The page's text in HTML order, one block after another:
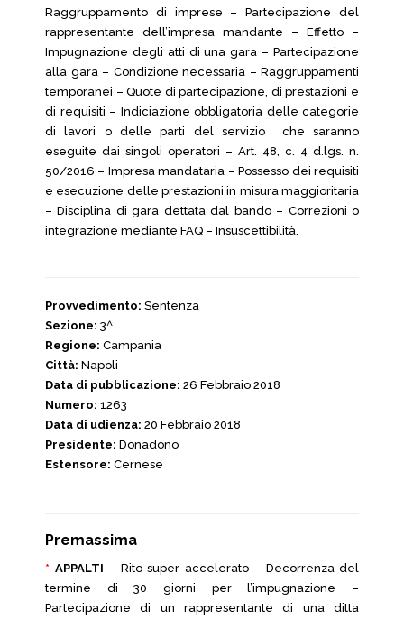
Raggruppamento di imprese – Partecipazione del
rappresentante dell’impresa mandante – Effetto –
Impugnazione degli atti di una gara – Partecipazione
alla gara – Condizione necessaria – Raggruppamenti
temporanei – Quote di partecipazione, di prestazioni e
di requisiti – Indiciazione obbligatoria delle categorie
di lavori o delle parti del servizio che saranno
eseguite dai singoli operatori – Art. 48, c. 4 d.lgs. n.
50/2016 – Impresa mandataria – Possesso dei requisiti
e esecuzione delle prestazioni in misura maggioritaria
– Disciplina di gara dettata dal bando – Correzioni o
integrazione mediante FAQ – Insuscettibilità.
Provvedimento: Sentenza
Sezione: 3^
Regione: Campania
Città: Napoli
Data di pubblicazione: 26 Febbraio 2018
Numero: 1263
Data di udienza: 20 Febbraio 2018
Presidente: Donadono
Estensore: Cernese
Premassima
* APPALTI – Rito super accelerato – Decorrenza del
termine di 30 giorni per l’impugnazione –
Partecipazione di un rappresentante di una ditta